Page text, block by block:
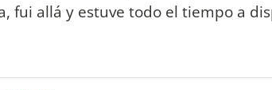
fui allá y estuve todo el tiempo a